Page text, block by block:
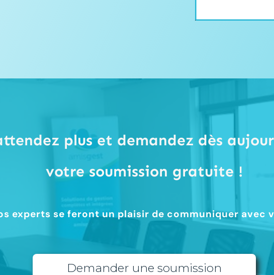
plus et demandez dès
votre soumission gratuite !
experts se feront un plaisir de communiquer avec
Demander une soumission